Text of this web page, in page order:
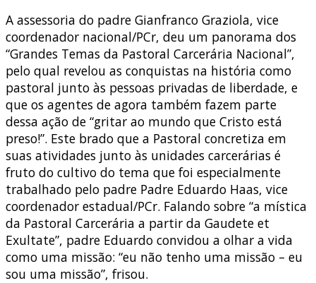
A assessoria do padre Gianfranco Graziola, vice
coordenador nacional/PCr, deu um panorama dos
“Grandes Temas da Pastoral Carcerária Nacional”,
pelo qual revelou as conquistas na história como
pastoral junto às pessoas privadas de liberdade, e
que os agentes de agora também fazem parte
dessa ação de “gritar ao mundo que Cristo está
preso!”. Este brado que a Pastoral concretiza em
suas atividades junto às unidades carcerárias é
fruto do cultivo do tema que foi especialmente
trabalhado pelo padre Padre Eduardo Haas, vice
coordenador estadual/PCr. Falando sobre “a mística
da Pastoral Carcerária a partir da Gaudete et
Exultate”, padre Eduardo convidou a olhar a vida
como uma missão: “eu não tenho uma missão – eu
sou uma missão”, frisou.